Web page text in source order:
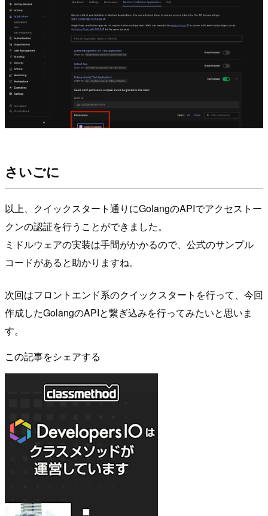
さいごに
以上、クイックスタート通りにGolangのAPIでアクセストー
クンの認証を行うことができました。
ミドルウェアの実装は手間がかかるので、公式のサンプル
コードがあると助かりますね。
次回はフロントエンド系のクイックスタートを行って、今回
作成したGolangのAPIと繋ぎ込みを行ってみたいと思いま
す。
この記事をシェアする